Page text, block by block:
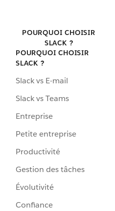
POURQUOI CHOISIR
SLACK ?
POURQUOI CHOISIR
SLACK ?
Slack vs E-mail
Slack vs Teams
Entreprise
Petite entreprise
Productivité
Gestion des tâches
Évolutivité
Confiance